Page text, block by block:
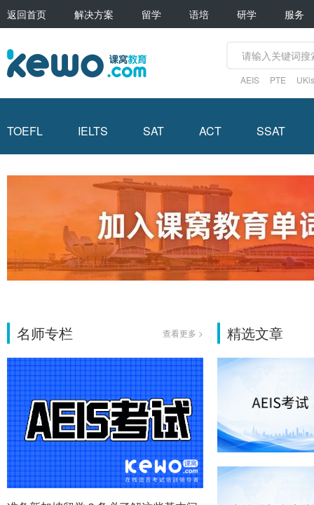
返回首页 解决方案 留学 语培 研学 服务
AEIS PTE
TOEFL IELTS SAT ACT SSAT
名师专栏 查看更多 > 精选文章